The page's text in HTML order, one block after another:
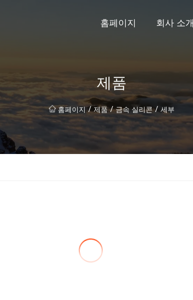
홈페이지 회사 소개
제품
홈페이지 / 제품 / 금속 실리콘 / 세부